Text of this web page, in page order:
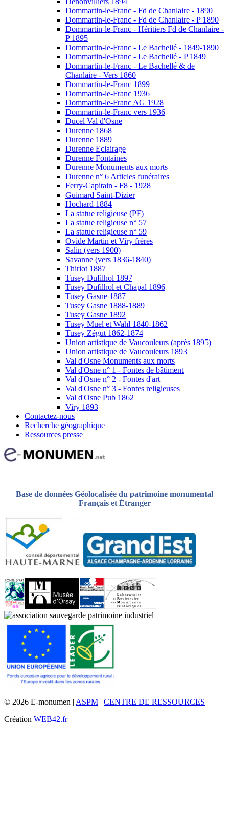
Dommartin-le-Franc - Fd de Chanlaire - 1890
Dommartin-le-Franc - Fd de Chanlaire - P 1890
Dommartin-le-Franc - Héritiers Fd de Chanlaire -
P 1895
Dommartin-le-Franc - Le Bachellé - 1849-1890
Dommartin-le-Franc - Le Bachellé - P 1849
Dommartin-le-Franc - Le Bachellé & de
Chanlaire - Vers 1860
Dommartin-le-Franc 1899
Dommartin-le-Franc 1936
Dommartin-le-Franc AG 1928
Dommartin-le-Franc vers 1936
Ducel Val d'Osne
Durenne 1868
Durenne 1889
Durenne Eclairage
Durenne Fontaines
Durenne Monuments aux morts
Durenne n° 6 Articles funéraires
Ferry-Capitain - F8 - 1928
Guimard Saint-Dizier
Hochard 1884
La statue religieuse (PF)
La statue religieuse n° 57
La statue religieuse n° 59
Ovide Martin et Viry frères
Salin (vers 1900)
Savanne (vers 1836-1840)
Thiriot 1887
Tusey Dufilhol 1897
Tusey Dufilhol et Chapal 1896
Tusey Gasne 1887
Tusey Gasne 1888-1889
Tusey Gasne 1892
Tusey Muel et Wahl 1840-1862
Tusey Zégut 1862-1874
Union artistique de Vaucouleurs (après 1895)
Union artistique de Vaucouleurs 1893
Val d'Osne Monuments aux morts
Val d'Osne n° 1 - Fontes de bâtiment
Val d'Osne n° 2 - Fontes d'art
Val d'Osne n° 3 - Fontes religieuses
Val d'Osne Pub 1862
Viry 1893
Contactez-nous
Recherche géographique
Ressources presse
Base de données Géolocalisée du patrimoine monumental
Français et Étranger
© 2026 E-monumen | ASPM | CENTRE DE RESSOURCES
Création WEB42.fr